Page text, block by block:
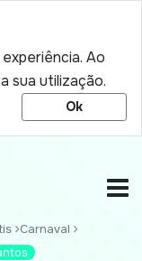
Ao
sua utilização.
Ok
Carnaval